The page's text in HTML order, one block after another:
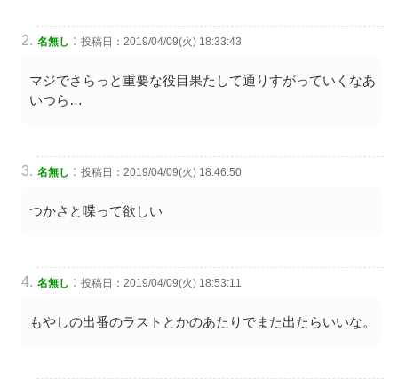
名無し : 投稿日：2019/04/09(火) 18:33:43
マジでさらっと重要な役目果たして通りすがっていくなあ
いつら…
名無し : 投稿日：2019/04/09(火) 18:46:50
つかさと喋って欲しい
名無し : 投稿日：2019/04/09(火) 18:53:11
もやしの出番のラストとかのあたりでまた出たらいいな。